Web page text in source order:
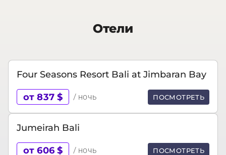
Отели
Four Seasons Resort Bali at Jimbaran Bay
от 837 $ / ночь ПОСМОТРЕТЬ
Jumeirah Bali
от 606 $ / ночь ПОСМОТРЕТЬ